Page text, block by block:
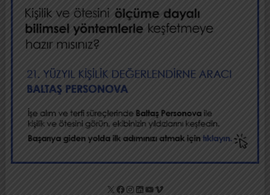
X Facebook
Instagram
LinkedIn
YouTube
Vimeo